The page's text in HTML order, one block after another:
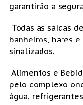
garantirão a
Todas as saídas
banheiros, bares
sinalizados.
Alimentos e
pelo complexo
água,